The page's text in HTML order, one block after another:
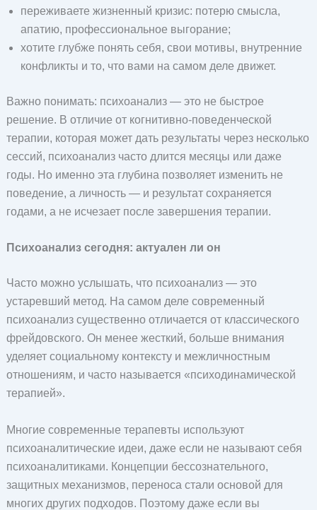
переживаете жизненный кризис: потерю смысла,
апатию, профессиональное выгорание;
хотите глубже понять себя, свои мотивы, внутренние
конфликты и то, что вами на самом деле движет.
Важно понимать: психоанализ — это не быстрое
решение. В отличие от когнитивно-поведенческой
терапии, которая может дать результаты через несколько
сессий, психоанализ часто длится месяцы или даже
годы. Но именно эта глубина позволяет изменить не
поведение, а личность — и результат сохраняется
годами, а не исчезает после завершения терапии.
Психоанализ сегодня: актуален ли он
Часто можно услышать, что психоанализ — это
устаревший метод. На самом деле современный
психоанализ существенно отличается от классического
фрейдовского. Он менее жесткий, больше внимания
уделяет социальному контексту и межличностным
отношениям, и часто называется «психодинамической
терапией».
Многие современные терапевты используют
психоаналитические идеи, даже если не называют себя
психоаналитиками. Концепции бессознательного,
защитных механизмов, переноса стали основой для
многих других подходов. Поэтому даже если вы